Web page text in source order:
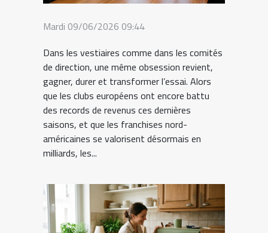
Mardi 09/06/2026 09:44
Dans les vestiaires comme dans les comités
de direction, une même obsession revient,
gagner, durer et transformer l’essai. Alors
que les clubs européens ont encore battu
des records de revenus ces dernières
saisons, et que les franchises nord-
américaines se valorisent désormais en
milliards, les...